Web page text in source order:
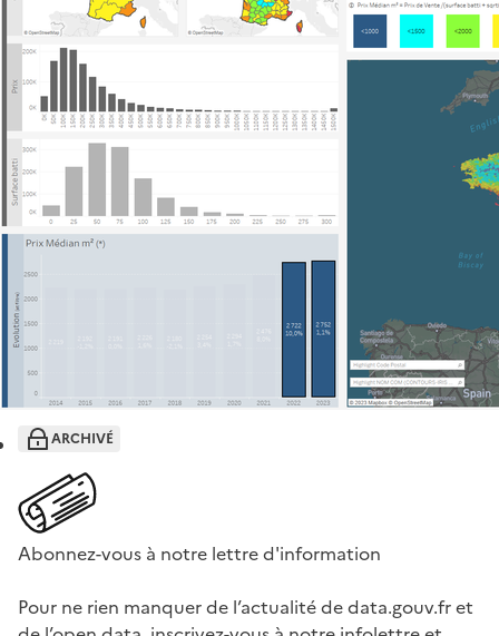
ARCHIVÉ
Abonnez-vous à notre lettre d'information
Pour ne rien manquer de l’actualité de data.gouv.fr et